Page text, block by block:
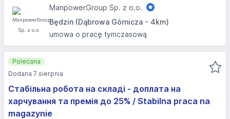
ManpowerGroup Sp. z o.o.
Będzin (Dąbrowa Górnicza - 4km)
umowa o pracę tymczasową
Стабільна робота на складі - доплата на
харчування та премія до 25% / Stabilna praca na
magazynie
Polecana
Dodana 7 sierpnia